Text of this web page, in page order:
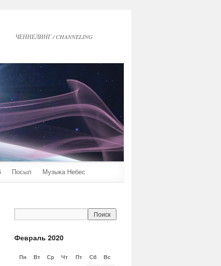
ЧЕННЕЛИНГ / CHANNELING
Посыл Музыка Небес
Февраль 2020
Пн Вт Ср Чт Пт Сб Вс